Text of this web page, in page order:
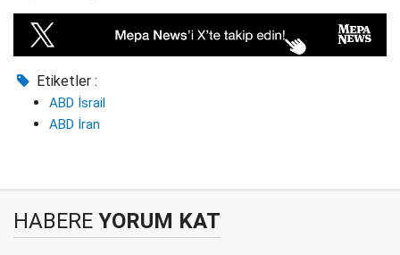
Etiketler :
ABD İsrail
ABD İran
HABERE YORUM KAT